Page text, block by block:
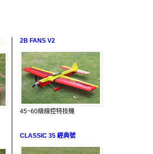
2B FANS V2
45~60級線控特技機
CLASSIC 35 經典號